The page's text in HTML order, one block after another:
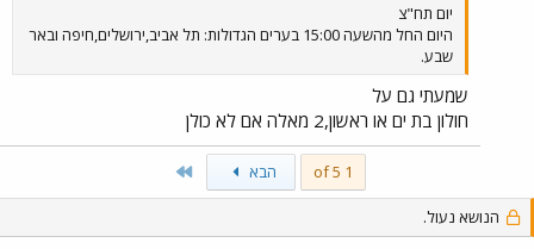
יום תח"צ
היום החל מהשעה 15:00 בערים הגדולות: תל אביב,ירושלים,חיפה ובאר
שבע.
שמעתי גם על
חולון בת ים או ראשון,2 מאלה אם לא כולן
1 of 5 הבא
הנושא נעול.